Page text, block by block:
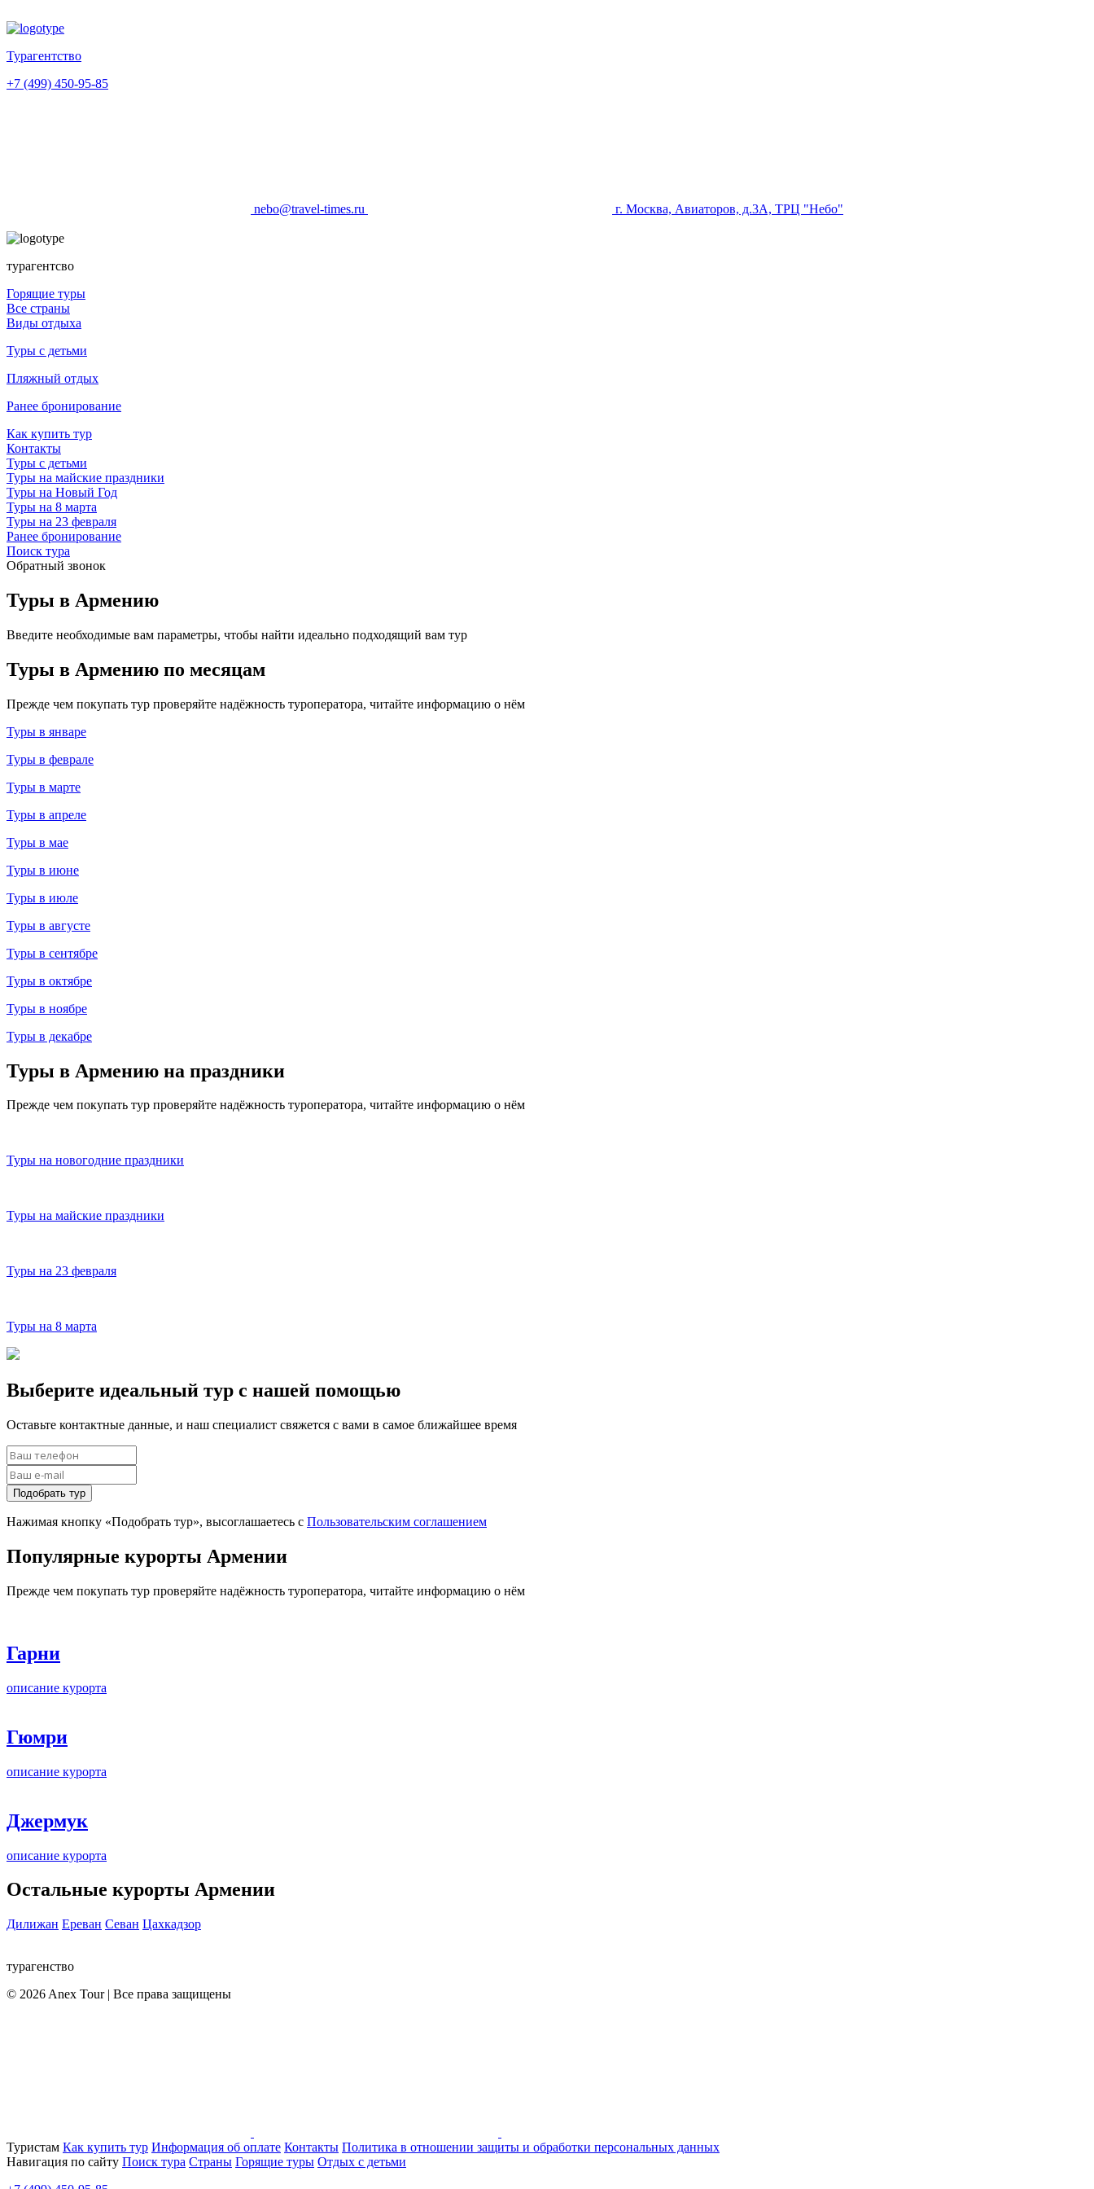
Турагентство
+7 (499) 450-95-85
nebo@travel-times.ru г. Москва, Авиаторов, д.3А, ТРЦ "Небо"
турагентсво
Горящие туры
Все страны
Виды отдыха
Туры с детьми
Пляжный отдых
Ранее бронирование
Как купить тур
Контакты
Туры с детьми
Туры на майские праздники
Туры на Новый Год
Туры на 8 марта
Туры на 23 февраля
Ранее бронирование
Поиск тура
Обратный звонок
Туры в Армению
Введите необходимые вам параметры, чтобы найти идеально подходящий вам тур
Туры в Армению по месяцам
Прежде чем покупать тур проверяйте надёжность туроператора, читайте информацию о нём
Туры в январе
Туры в феврале
Туры в марте
Туры в апреле
Туры в мае
Туры в июне
Туры в июле
Туры в августе
Туры в сентябре
Туры в октябре
Туры в ноябре
Туры в декабре
Туры в Армению на праздники
Прежде чем покупать тур проверяйте надёжность туроператора, читайте информацию о нём
Туры на новогодние праздники
Туры на майские праздники
Туры на 23 февраля
Туры на 8 марта
Выберите идеальный тур с нашей помощью
Оставьте контактные данные, и наш специалист свяжется с вами в самое ближайшее время
Подобрать тур
Нажимая кнопку «Подобрать тур», высоглашаетесь с Пользовательским соглашением
Популярные курорты Армении
Прежде чем покупать тур проверяйте надёжность туроператора, читайте информацию о нём
Гарни
описание курорта
Гюмри
описание курорта
Джермук
описание курорта
Остальные курорты Армении
Дилижан Ереван Севан Цахкадзор
турагенство
© 2026 Anex Tour | Все права защищены
Туристам Как купить тур Информация об оплате Контакты Политика в отношении защиты и обработки персональных данных
Навигация по сайту Поиск тура Страны Горящие туры Отдых с детьми